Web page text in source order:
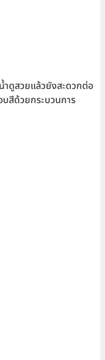
ำดูสวยแล้วยังสะดวกต่อ
สีด้วยกระบวนการ